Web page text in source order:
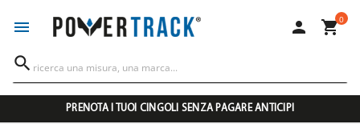
  0

PRENOTA I TUOI CINGOLI SENZA PAGARE ANTICIPI